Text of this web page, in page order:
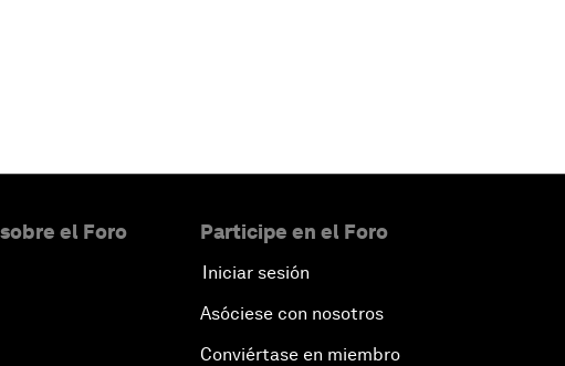
el Foro Participe en el Foro
Iniciar sesión
Asóciese con nosotros
Conviértase en miembro